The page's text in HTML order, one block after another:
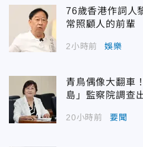
76歲香港作詞人
常照顧人的前輩
2小時前 娛樂
青鳥偶像大翻車
島」監察院調查
20小時前 要聞